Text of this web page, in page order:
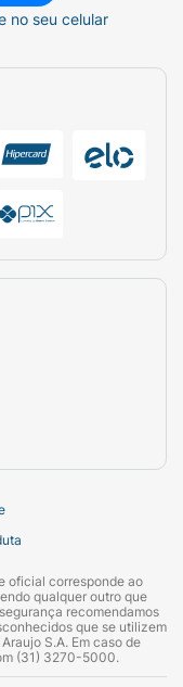
no seu celular
oficial corresponde ao
qualquer outro que
recomendamos
que se utilizem
S.A. Em caso de
(31) 3270-5000.